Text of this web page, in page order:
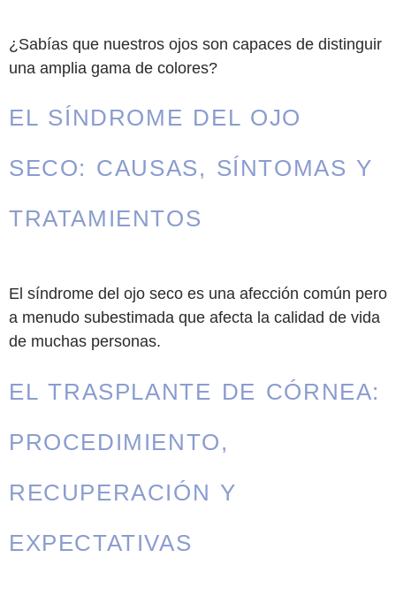
¿Sabías que nuestros ojos son capaces de distinguir
una amplia gama de colores?
EL SÍNDROME DEL OJO
SECO: CAUSAS, SÍNTOMAS Y
TRATAMIENTOS
El síndrome del ojo seco es una afección común pero
a menudo subestimada que afecta la calidad de vida
de muchas personas.
EL TRASPLANTE DE CÓRNEA:
PROCEDIMIENTO,
RECUPERACIÓN Y
EXPECTATIVAS